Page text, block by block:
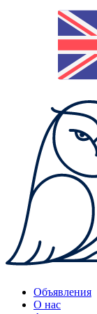
Объявления
О нас